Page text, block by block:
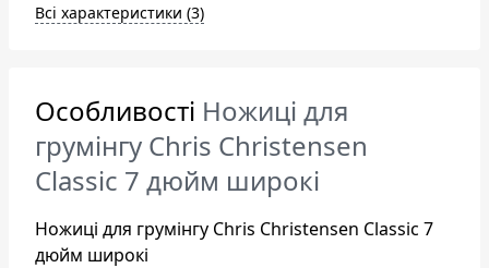
Всі характеристики (3)
Особливості Ножиці для
грумінгу Chris Christensen
Classic 7 дюйм широкі
Ножиці для грумінгу Chris Christensen Classic 7
дюйм широкі